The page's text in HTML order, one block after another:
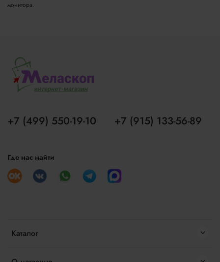
монитора.
Каталог
+7 (499) 550-19-10 +7 (915) 133-56-89
Где нас найти